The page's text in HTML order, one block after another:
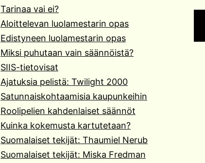
Tarinaa vai ei?
Aloittelevan luolamestarin opas
Edistyneen luolamestarin opas
Miksi puhutaan vain säännöistä?
SIIS-tietovisat
Ajatuksia pelistä: Twilight 2000
Satunnaiskohtaamisia kaupunkeihin
Roolipelien kahdenlaiset säännöt
Kuinka kokemusta kartutetaan?
Suomalaiset tekijät: Thaumiel Nerub
Suomalaiset tekijät: Miska Fredman